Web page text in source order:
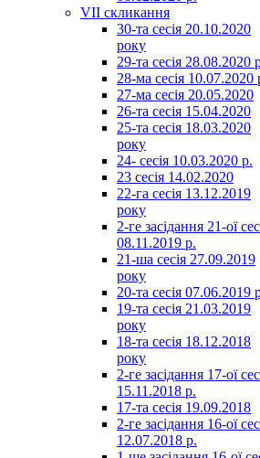
VII скликання
30-та сесія 20.10.2020
року
29-та сесія 28.08.2020
28-ма сесія 10.07.2020
27-ма сесія 20.05.2020
26-та сесія 15.04.2020
25-та сесія 18.03.2020
року
24- сесія 10.03.2020 р.
23 сесія 14.02.2020
22-га сесія 13.12.2019
року
2-ге засідання 21-ої
08.11.2019 р.
21-ша сесія 27.09.2019
року
20-та сесія 07.06.2019
19-та сесія 21.03.2019
року
18-та сесія 18.12.2018
року
2-ге засідання 17-ої
15.11.2018 р.
17-та сесія 19.09.2018
2-ге засідання 16-ої
12.07.2018 р.